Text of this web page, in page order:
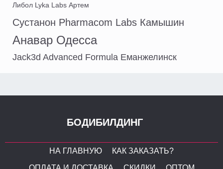
Либол Lyka Labs Артем
Сустанон Pharmacom Labs Камышин
Анавар Одесса
Jack3d Advanced Formula Еманжелинск
БОДИБИЛДИНГ
НА ГЛАВНУЮ
КАК ЗАКАЗАТЬ?